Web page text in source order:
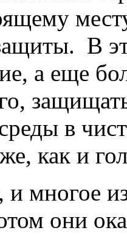
В
а еще
в
как и
многое
они